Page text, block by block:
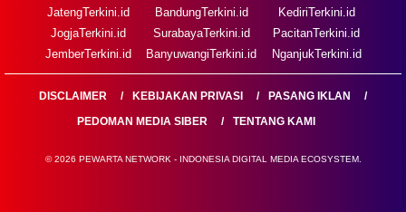
JatengTerkini.id
JogjaTerkini.id
JemberTerkini.id
BandungTerkini.id
SurabayaTerkini.id
BanyuwangiTerkini.id
KediriTerkini.id
PacitanTerkini.id
NganjukTerkini.id
DISCLAIMER KEBIJAKAN PRIVASI
PASANG IKLAN
PEDOMAN MEDIA SIBER
TENTANG KAMI
© 2026 PEWARTA NETWORK - INDONESIA DIGITAL MEDIA ECOSYSTEM.